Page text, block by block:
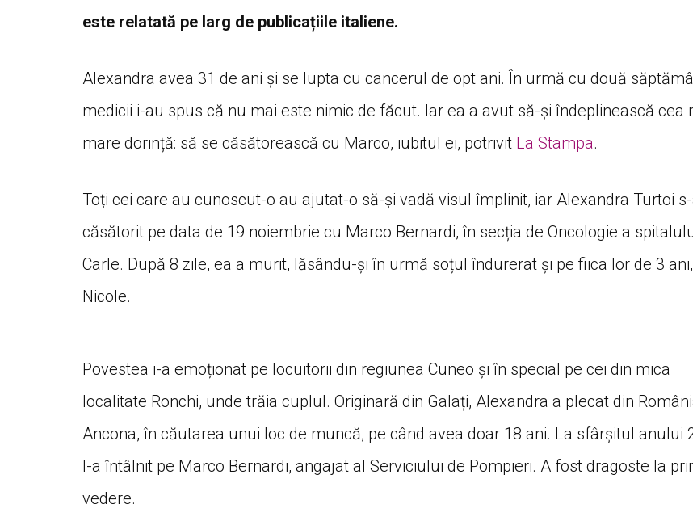
este relatată pe larg de publicațiile italiene.
Alexandra avea 31 de ani și se lupta cu cancerul de opt ani. În urmă cu două
medicii i-au spus că nu mai este nimic de făcut. Iar ea a avut să-și îndeplinească cea
mare dorință: să se căsătorească cu Marco, iubitul ei, potrivit La Stampa.
Toți cei care au cunoscut-o au ajutat-o să-și vadă visul împlinit, iar Alexandra Turtoi
căsătorit pe data de 19 noiembrie cu Marco Bernardi, în secția de Oncologie a
Carle. După 8 zile, ea a murit, lăsându-și în urmă soțul îndurerat și pe fiica lor de 3 ani,
Nicole.
Povestea i-a emoționat pe locuitorii din regiunea Cuneo și în special pe cei din mica
localitate Ronchi, unde trăia cuplul. Originară din Galați, Alexandra a plecat din
Ancona, în căutarea unui loc de muncă, pe când avea doar 18 ani. La sfârșitul anului
l-a întâlnit pe Marco Bernardi, angajat al Serviciului de Pompieri. A fost dragoste la
vedere.